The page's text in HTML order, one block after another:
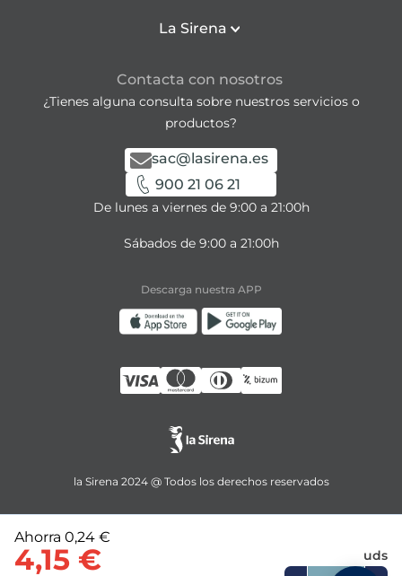
Ahorra 0,24 €
4,15 € uds
La Sirena
Contacta con nosotros
¿Tienes alguna consulta sobre nuestros servicios o
productos?
sac@lasirena.es
900 21 06 21
De lunes a viernes de 9:00 a 21:00h
Sábados de 9:00 a 21:00h
Descarga nuestra APP
la Sirena 2024 @ Todos los derechos reservados